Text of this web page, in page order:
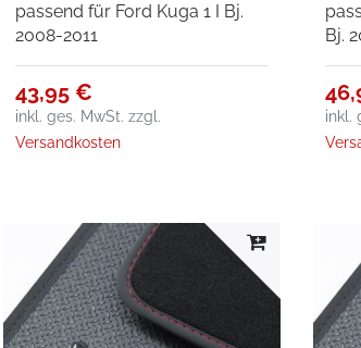
passend für Ford Kuga 1 I Bj.
2008-2011
43,95 €
inkl. ges. MwSt. zzgl.
Versandkosten
Bj.
inkl.